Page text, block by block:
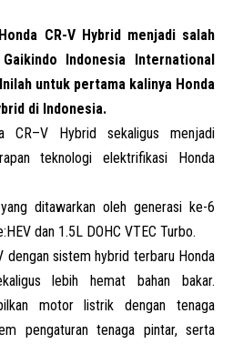
CR-V Hybrid menjadi salah
Indonesia International
untuk pertama kalinya Honda
di Indonesia.
CR–V Hybrid sekaligus menjadi
teknologi elektrifikasi Honda
ditawarkan oleh generasi ke-6
dan 1.5L DOHC VTEC Turbo.
dengan sistem hybrid terbaru Honda
lebih hemat bahan bakar.
motor listrik dengan tenaga
pengaturan tenaga pintar, serta